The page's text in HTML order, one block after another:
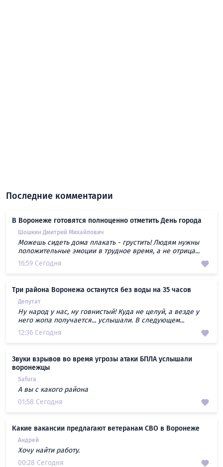
Последние комментарии
В Воронеже готовятся полноценно отметить День города
Шошкин Дмитрий Михайлович
Можешь сидеть дома плакать - грустить! Людям нужны
положительные эмоции в трудное время, а не отрица...
16:59 Сегодня
Три района Воронежа останутся без воды на 35 часов
Депутат
Ну народ у нас, ну говнистый! Куда не целуй, а везде у
него жопа получается... услышали. В следующем...
12:36 Сегодня
Звуки взрывов во время угрозы атаки БПЛА услышали
воронежцы
Safura
А вы с какого района
01:58 Сегодня
Какие вакансии предлагают ветеранам СВО в Воронеже
Андрей
Хочу найти работу.
00:28 Сегодня